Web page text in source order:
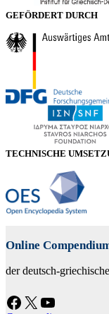
GEFÖRDERT DURCH
TECHNISCHE
Online
der deutsch-
Facebook X YouTube